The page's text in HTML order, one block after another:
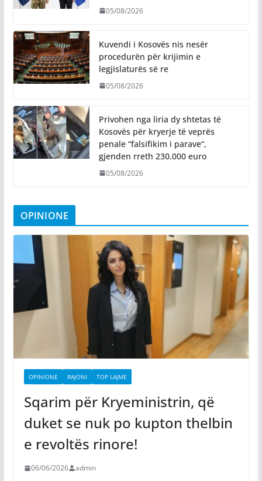
05/08/2026
Kuvendi i Kosovës nis nesër
procedurën për krijimin e
legjislaturës së re
05/08/2026
Privohen nga liria dy shtetas të
Kosovës për kryerje të veprës
penale “falsifikim i parave“,
gjenden rreth 230.000 euro
05/08/2026
OPINIONE
OPINIONE RAJONI TOP LAJME
Sqarim për Kryeministrin, që
duket se nuk po kupton thelbin
e revoltës rinore!
06/06/2026 admin